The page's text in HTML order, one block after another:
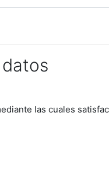
las cuales